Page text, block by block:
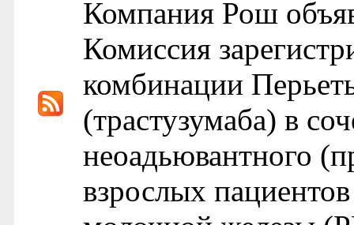
Компания Рош
Комиссия
комбинации
(трастузумаба) в
неоадьювантного
взрослых